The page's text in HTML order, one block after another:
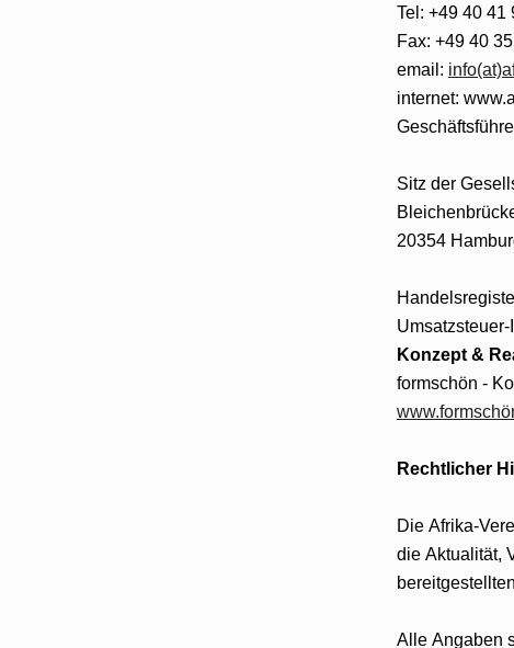
Tel: +49 40 41
Fax: +49 40
email:
internet:
Sitz der
20354
Konzept &
formschön -
Rechtlicher
Die Afrika-Verein Veranstaltungs-GmbH übernimmt keine Haftung oder
die Aktualität, Vollständigkeit und Richtigkeit der auf dieser Website
Alle Angaben sind unverbindlich. Die Afrika-Verein Veranstaltungs-GmbH behält